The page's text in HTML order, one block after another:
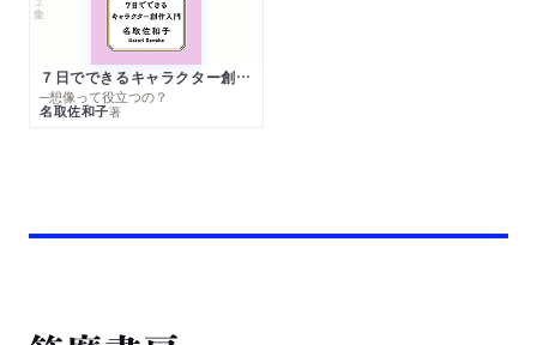
７日でできるキャラクター創作入門
─想像って役立つの？
名取佐和子著